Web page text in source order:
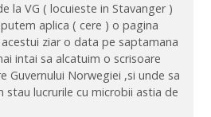
la VG ( locuieste in Stavanger )
aplica ( cere ) o pagina
ziar o data pe saptamana
intai sa alcatuim o scrisoare
Guvernului Norwegiei ,si unde sa
stau lucrurile cu microbii astia de